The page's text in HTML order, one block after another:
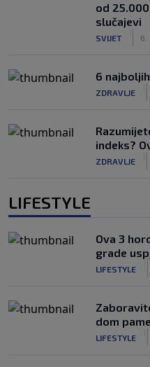
od
slučajevi
SVIJET 6.
6
ZDRAVLJE
indeks?
ZDRAVLJE
LIFESTYLE
Ova 3
grade
LIFESTYLE
dom
LIFESTYLE